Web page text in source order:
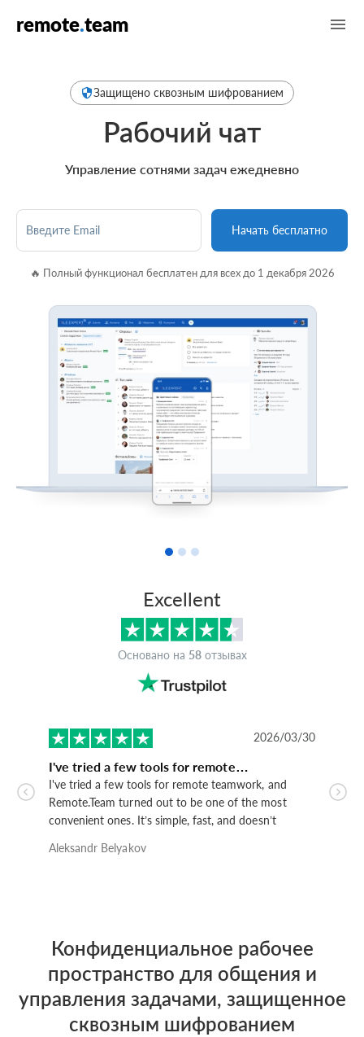
remote.team
Защищено сквозным шифрованием
Рабочий чат
Управление сотнями задач ежедневно
Введите Email Начать бесплатно
🔥 Полный функционал бесплатен для всех до 1 декабря 2026
Excellent
Основано на 58отзывах
2026/03/30
I've tried a few tools for remote…
I've tried a few tools for remote teamwork, and
Remote.Team turned out to be one of the most
convenient ones. It’s simple, fast, and doesn’t
easy it is to assign tasks, leave comments, and stay in
Aleksandr Belyakov
же
Конфиденциальное рабочее
пространство для общения и
управления задачами, защищенное
сквозным шифрованием